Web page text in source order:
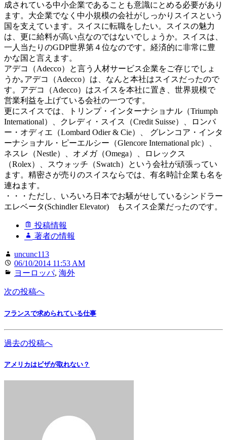
成されている中小企業であることも意識にとめる必要があり
ます。大企業でなく中小規模の会社がしっかりスイスという
国を支えています。スイスに転職をしたい。スイスの魅力
は、更に給料が高い点なのではないでしょうか。スイスは、
一人当たりのGDP世界第４位なのです。経済的に非常に豊
かな国と言えます。
アデコ（Adecco）と言う人材サービス企業をご存じでしょ
うか｡アデコ（Adecco）は、なんと本社はスイスだったので
す。アデコ（Adecco）はスイスを本社に置き、世界規模で
営業利益を上げている会社の一つです。
更にスイスでは、トリンプ・インターナショナル（Triumph
International）、クレディ・スイス（Credit Suisse）、ロンバ
ー・オディエ（Lombard Odier & Cie）、 グレンコア・インタ
ーナショナル・ピーエルシー（Glencore International plc）、
ネスレ（Nestle）、オメガ（Omega）、ロレックス
（Rolex）、スウォッチ（Swatch）という会社が頑張ってい
ます。精密さが売りのスイスならでは、有名時計企業も名を
連ねます。
・・・ただし、いろいろ日本でお騒がせしているシンドラー
エレベータ(Schindler Elevator) もスイス企業だったのです。
投稿情報
著者の情報
uncunc113
06/10/2014 11:53 AM
ヨーロッパ, 海外
次の投稿へ
フランスで求められている仕事
過去の投稿へ
アメリカはビザが取れない？